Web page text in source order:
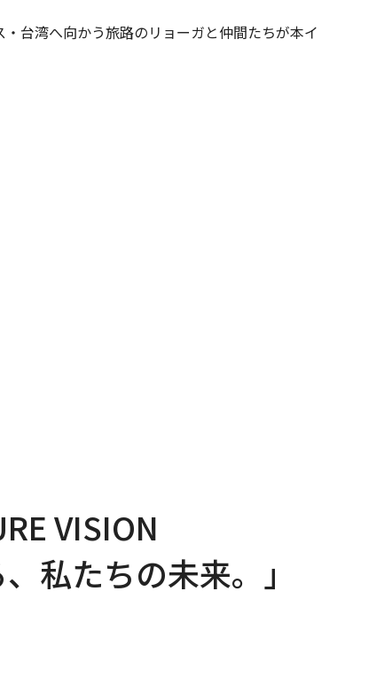
台湾へ向かう旅路のリョーガと仲間たちが本イ
VISION
私たちの未来。」